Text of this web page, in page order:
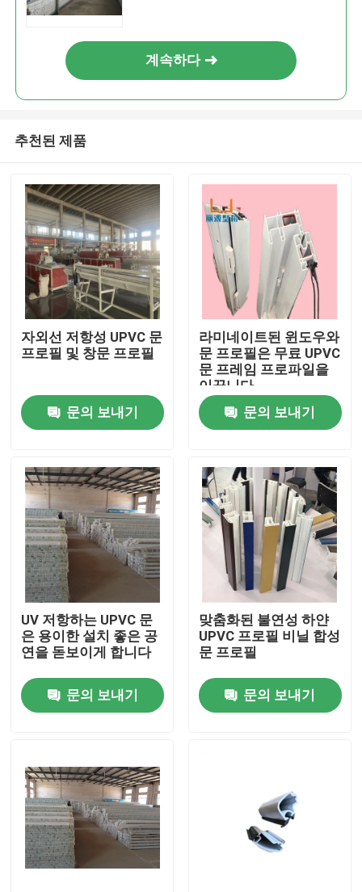
집
제품
비디오
우리에 대하여
공장 여행
품질 관리
인용문을 요구하세요
UPVC 문 프로필
계속하다
추천된 제품
자외선 저항성 UPVC 문
프로필 및 창문 프로필
문의 보내기
라미네이트된 윈도우와
문 프로필은 무료 UPVC
문 프레임 프로파일을
이끕니다
문의 보내기
UV 저항하는 UPVC 문
은 용이한 설치 좋은 공
연을 돋보이게 합니다
문의 보내기
맞춤화된 불연성 하얀
UPVC 프로필 비닐 합성
문 프로필
문의 보내기